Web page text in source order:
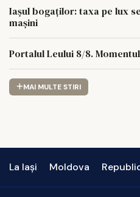
Iașul bogaților: taxa pe lux
mașini
Portalul Leului 8/8.
MAI MULTE STIRI
La Iași Moldova